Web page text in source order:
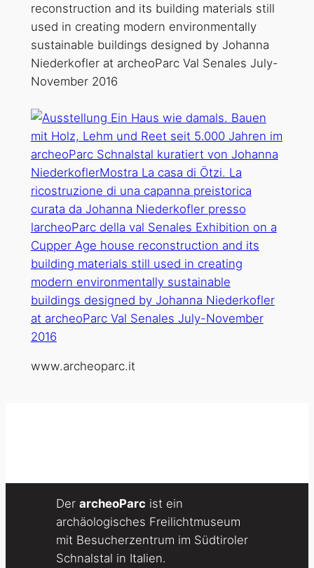
reconstruction and its building materials still
used in creating modern environmentally
sustainable buildings designed by Johanna
Niederkofler at archeoParc Val Senales July-
November 2016
www.archeoparc.it
Der archeoParc ist ein
archäologisches Freilichtmuseum
mit Besucherzentrum im Südtiroler
Schnalstal in Italien.